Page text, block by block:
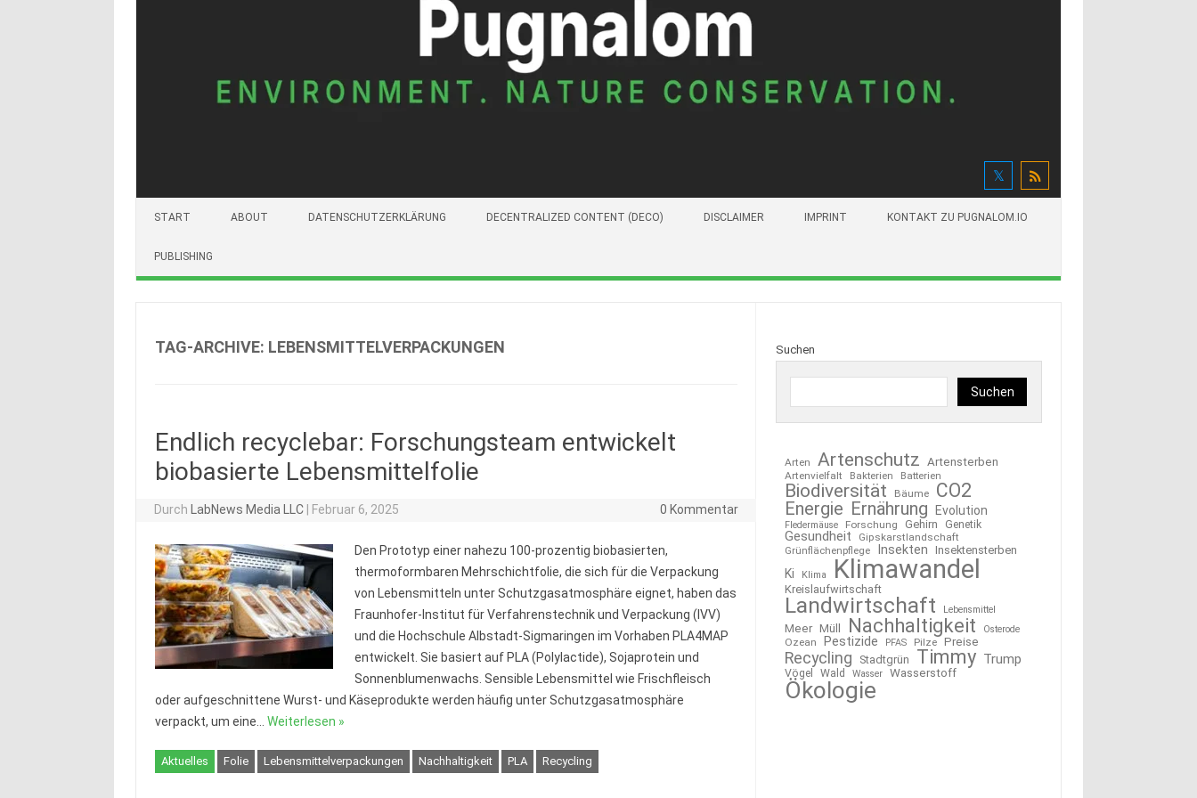
START ABOUT DATENSCHUTZERKLÄRUNG DECENTRALIZED CONTENT (DECO) DISCLAIMER IMPRINT KONTAKT ZU PUGNALOM.IO
PUBLISHING
TAG-ARCHIVE: LEBENSMITTELVERPACKUNGEN
Endlich recyclebar: Forschungsteam entwickelt
biobasierte Lebensmittelfolie
Durch LabNews Media LLC Februar 6, 2025 0 Kommentar
Den Prototyp einer nahezu 100-prozentig biobasierten,
thermoformbaren Mehrschichtfolie, die sich für die Verpackung
von Lebensmitteln unter Schutzgasatmosphäre eignet, haben das
Fraunhofer-Institut für Verfahrenstechnik und Verpackung (IVV)
und die Hochschule Albstadt-Sigmaringen im Vorhaben PLA4MAP
entwickelt. Sie basiert auf PLA (Polylactide), Sojaprotein und
Sonnenblumenwachs. Sensible Lebensmittel wie Frischfleisch
oder aufgeschnittene Wurst- und Käseprodukte werden häufig unter Schutzgasatmosphäre
verpackt, um eine… Weiterlesen »
Aktuelles Folie Lebensmittelverpackungen Nachhaltigkeit PLA Recycling
Suchen
Suchen
Arten Artenschutz Artensterben
Artenvielfalt Bakterien Batterien
Biodiversität Bäume CO2
Energie Ernährung Evolution
Fledermäuse Forschung Gehirn Genetik
Gesundheit Gipskarstlandschaft
Grünflächenpflege Insekten Insektensterben
Ki Klima Klimawandel
Kreislaufwirtschaft
Landwirtschaft Lebensmittel
Meer Müll Nachhaltigkeit Osterode
Ozean Pestizide PFAS Pilze Preise
Recycling Stadtgrün Timmy Trump
Vögel Wald Wasser Wasserstoff
Ökologie